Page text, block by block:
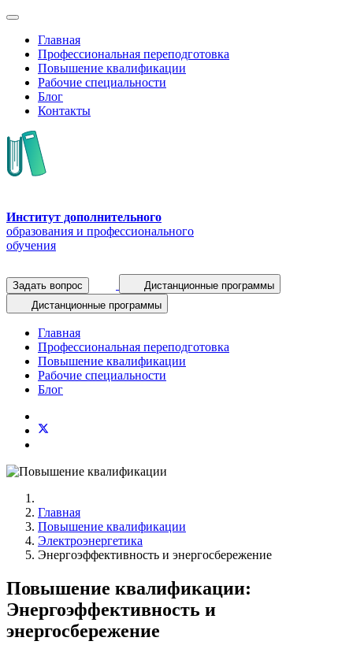
Главная
Профессиональная переподготовка
Повышение квалификации
Рабочие специальности
Блог
Контакты
Институт дополнительного
образования и профессионального
обучения
Задать вопрос
Дистанционные программы
Дистанционные программы
Главная
Профессиональная переподготовка
Повышение квалификации
Рабочие специальности
Блог
Главная
Повышение квалификации
Электроэнергетика
Энергоэффективность и энергосбережение
Повышение квалификации:
Энергоэффективность и
энергосбережение